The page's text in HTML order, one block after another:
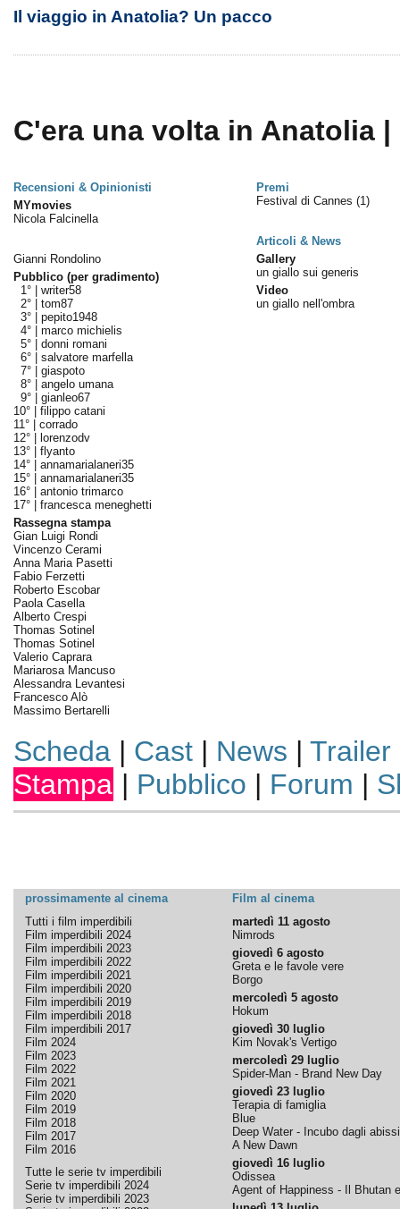
Il viaggio in Anatolia? Un pacco
C'era una volta in Anatolia |
Recensioni & Opinionisti
Premi
MYmovies
Nicola Falcinella
Gianni Rondolino
Pubblico (per gradimento)
1° | writer58
2° | tom87
3° | pepito1948
4° | marco michielis
5° | donni romani
6° | salvatore marfella
7° | giaspoto
8° | angelo umana
9° | gianleo67
10° | filippo catani
11° | corrado
12° |
lorenzodv
13° | flyanto
14° | annamarialaneri35
15° | annamarialaneri35
16° | antonio trimarco
17° | francesca meneghetti
Rassegna stampa
Gian Luigi Rondi
Vincenzo Cerami
Anna Maria Pasetti
Fabio Ferzetti
Roberto Escobar
Paola Casella
Alberto Crespi
Thomas Sotinel
Thomas Sotinel
Valerio Caprara
Mariarosa Mancuso
Alessandra Levantesi
Francesco Alò
Massimo Bertarelli
Festival di Cannes (1)
Articoli & News
Gallery
un giallo sui generis
Video
un giallo nell'ombra
Scheda| Cast| News | Trailer
Stampa | Pubblico | Forum |
prossimamente al cinema
Film al cinema
Tutti i film imperdibili
Film imperdibili 2024
Film imperdibili 2023
Film imperdibili 2022
Film imperdibili 2021
Film imperdibili 2020
Film imperdibili 2019
Film imperdibili 2018
Film imperdibili 2017
Film 2024
Film 2023
Film 2022
Film 2021
Film 2020
Film 2019
Film 2018
Film 2017
Film 2016
Tutte le serie tv imperdibili
Serie tv imperdibili 2024
Serie tv imperdibili 2023
martedì 11 agosto
Nimrods
giovedì 6 agosto
Greta e le favole vere
Borgo
mercoledì 5 agosto
Hokum
giovedì 30 luglio
Kim Novak's Vertigo
mercoledì 29 luglio
Spider-Man - Brand New Day
giovedì 23 luglio
Terapia di famiglia
Blue
Deep Water - Incubo dagli abissi
A New Dawn
giovedì 16 luglio
Odissea
Agent of Happiness - Il Bhutan